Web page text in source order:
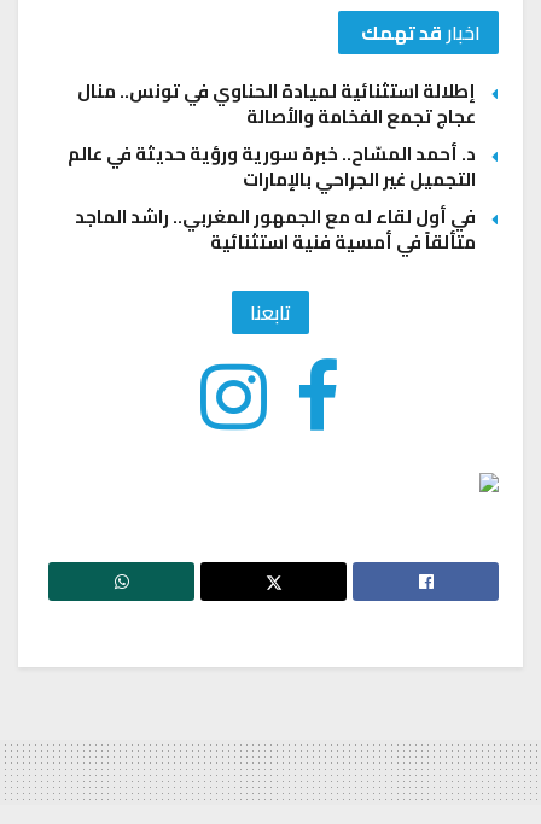
اخبارقد تهمك
إطلالة استثنائية لميادة الحناوي في تونس.. منال
عجاج تجمع الفخامة والأصالة
د. أحمد المسّاح.. خبرة سورية ورؤية حديثة في عالم
التجميل غير الجراحي بالإمارات
في أول لقاء له مع الجمهور المغربي.. راشد الماجد
متألقاً في أمسية فنية استثنائية
تابعنا